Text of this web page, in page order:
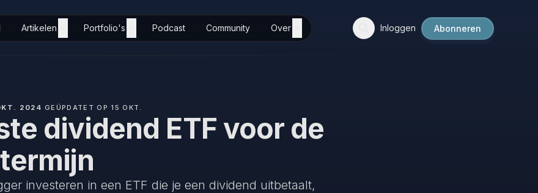
Artikelen Portfolio's Podcast Community Over Inloggen Abonneren
2024 ·GEÜPDATET OP 15 OKT.
dividend ETF voor de
investeren in een ETF die je een dividend uitbetaalt,